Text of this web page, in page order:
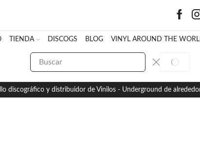
TIENDA DISCOGS BLOG VINYL AROUND THE
SEARCH
INPUT
SEARCH
discográfico y distribuidor de Vinilos - Underground de